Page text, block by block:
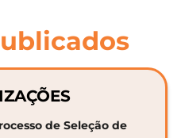
de Seleção de